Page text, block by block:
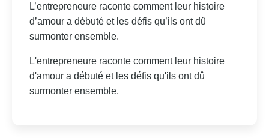
L’entrepreneure raconte comment leur histoire
d’amour a débuté et les défis qu’ils ont dû
surmonter ensemble.
L'entrepreneure raconte comment leur histoire
d'amour a débuté et les défis qu'ils ont dû
surmonter ensemble.